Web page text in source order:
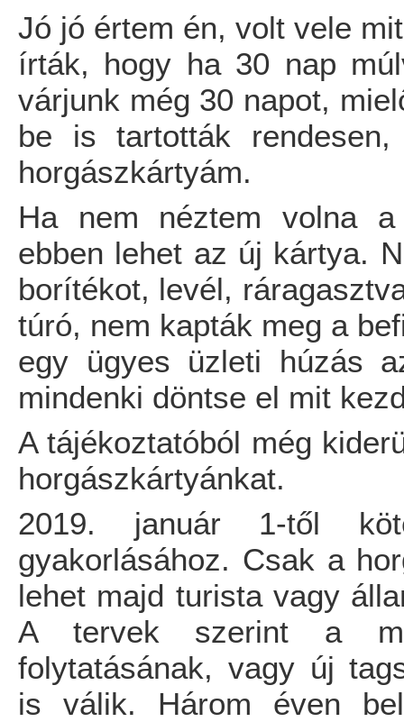
Jó jó értem én, volt vele
írták, hogy ha 30 nap
várjunk még 30 napot,
be is tartották
horgászkártyám.
Ha nem néztem volna
ebben lehet az új kártya.
borítékot, levél,
túró, nem kapták meg a
egy ügyes üzleti húzás
mindenki döntse el mit
A tájékoztatóból még
horgászkártyánkat.
2019. január 1-től
gyakorlásához. Csak a
lehet majd turista vagy
A tervek szerint a
folytatásának, vagy új
is válik. Három éven